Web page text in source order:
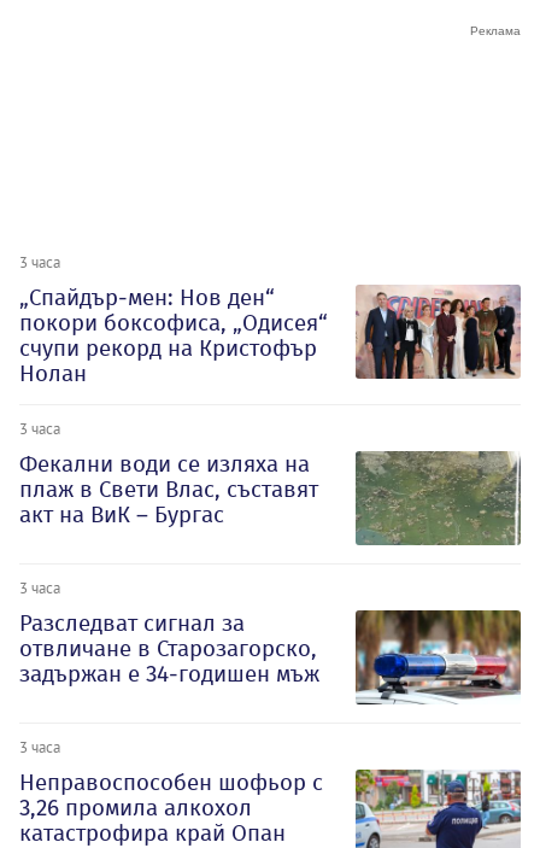
3 часа
„Спайдър-мен: Нов ден“
покори боксофиса, „Одисея“
счупи рекорд на Кристофър
Нолан
3 часа
Фекални води се изляха на
плаж в Свети Влас, съставят
акт на ВиК – Бургас
3 часа
Разследват сигнал за
отвличане в Старозагорско,
задържан е 34-годишен мъж
3 часа
Неправоспособен шофьор с
3,26 промила алкохол
катастрофира край Опан